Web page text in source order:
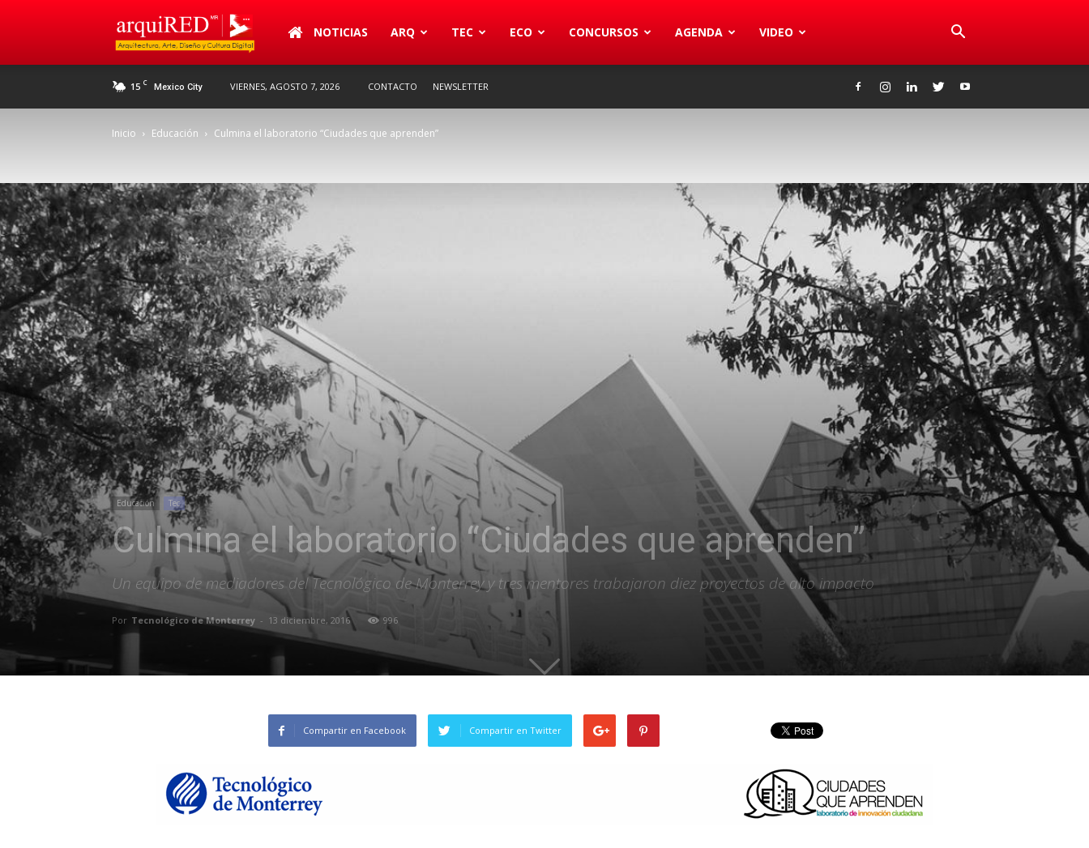
arquiREDNOTICIAS ARQ TEC ECO CONCURSOS AGENDA VIDEO
15 C Mexico City VIERNES, AGOSTO 7, 2026 CONTACTO NEWSLETTER
Inicio Educación Culmina el laboratorio “Ciudades que aprenden”
Educación Tec
Culmina el laboratorio “Ciudades que aprenden”
Un equipo de mediadores del Tecnológico de Monterrey y tres mentores trabajaron diez proyectos de alto impacto
Por Tecnológico de Monterrey - 13 diciembre, 2016 996
Compartir en Facebook Compartir en Twitter